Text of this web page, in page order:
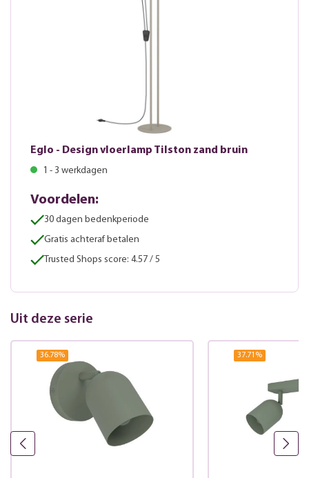
Eglo - Design vloerlamp Tilston zand bruin
1 - 3 werkdagen
Voordelen:
30 dagen bedenkperiode
Gratis achteraf betalen
Trusted Shops score: 4.57 / 5
Uit deze serie
36.78% 37.71 %